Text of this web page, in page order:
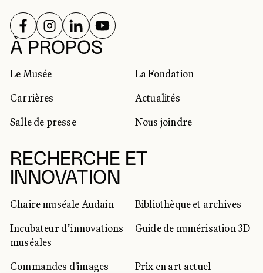
À PROPOS
Le Musée
La Fondation
Carrières
Actualités
Salle de presse
Nous joindre
RECHERCHE ET
INNOVATION
Chaire muséale Audain
Bibliothèque et archives
Incubateur d’innovations
muséales
Guide de numérisation 3D
Commandes d'images Prix en art actuel
RÉSEAUX SOCIAUX
SUIVEZ-NOUS SUR
SUIVEZ-NOUS SUR
SUIVEZ-NOUS SUR
SUIVEZ-NOUS SUR